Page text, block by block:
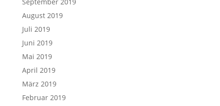
August 2019
Juli 2019
Juni 2019
Mai 2019
April 2019
März 2019
Februar 2019